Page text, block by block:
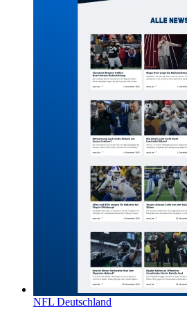
NFL Deutschland